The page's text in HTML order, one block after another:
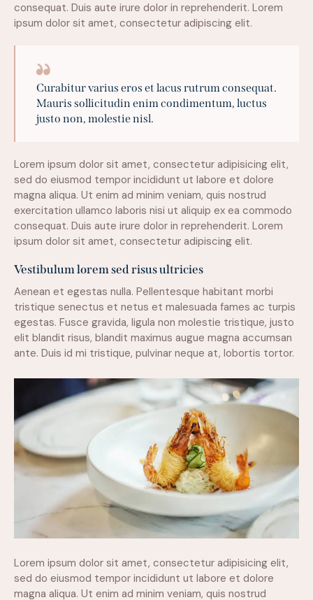
consequat. Duis aute irure dolor in reprehenderit. Lorem
ipsum dolor sit amet, consectetur adipiscing elit.
Curabitur varius eros et lacus rutrum consequat.
Mauris sollicitudin enim condimentum, luctus
justo non, molestie nisl.
Lorem ipsum dolor sit amet, consectetur adipisicing elit,
sed do eiusmod tempor incididunt ut labore et dolore
magna aliqua. Ut enim ad minim veniam, quis nostrud
exercitation ullamco laboris nisi ut aliquip ex ea commodo
consequat. Duis aute irure dolor in reprehenderit. Lorem
ipsum dolor sit amet, consectetur adipiscing elit.
Vestibulum lorem sed risus ultricies
Aenean et egestas nulla. Pellentesque habitant morbi
tristique senectus et netus et malesuada fames ac turpis
egestas. Fusce gravida, ligula non molestie tristique, justo
elit blandit risus, blandit maximus augue magna accumsan
ante. Duis id mi tristique, pulvinar neque at, lobortis tortor.
Lorem ipsum dolor sit amet, consectetur adipisicing elit,
sed do eiusmod tempor incididunt ut labore et dolore
magna aliqua. Ut enim ad minim veniam, quis nostrud